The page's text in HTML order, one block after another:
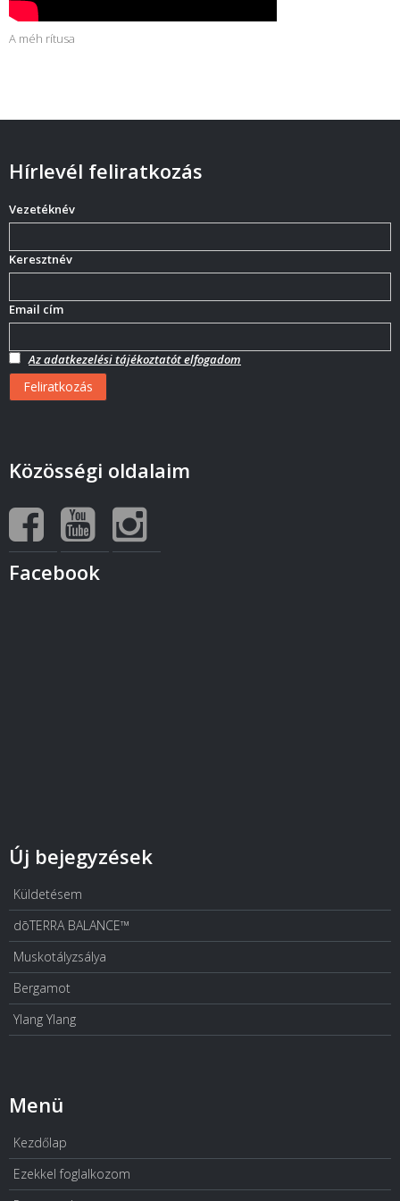
A méh rítusa
Hírlevél feliratkozás
Vezetéknév
Keresztnév
Email cím
Az adatkezelési tájékoztatót elfogadom
Közösségi oldalaim
Facebook
Új bejegyzések
Küldetésem
dōTERRA BALANCE™
Muskotályzsálya
Bergamot
Ylang Ylang
Menü
Kezdőlap
Ezekkel foglalkozom